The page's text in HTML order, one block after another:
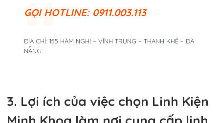
GỌI HOTLINE: 0911.003.113
ĐỊA CHỈ: 155 HÀM NGHI – VĨNH TRUNG – THANH KHÊ – ĐÀ
NẴNG
3. Lợi ích của việc chọn Linh Kiện